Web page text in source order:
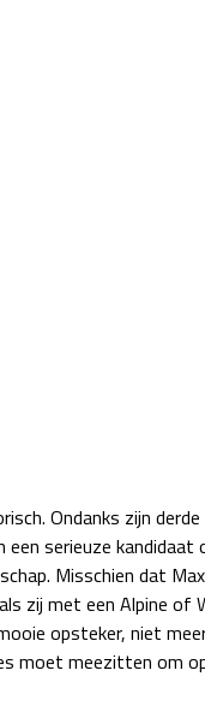
Ondanks zijn derde
een serieuze
Misschien dat
zij met een Alpine of
opsteker, niet
moet meezitten om